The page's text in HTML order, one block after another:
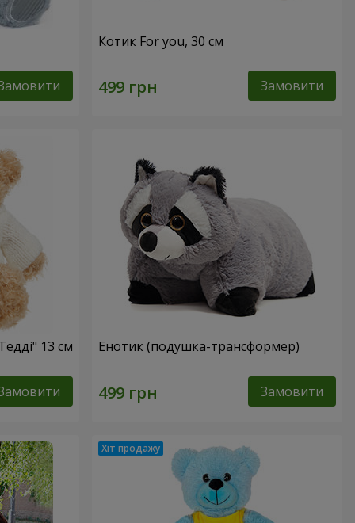
Котик For you, 30 см
Замовити
13 см Енотик (подушка-трансформер)
Замовити